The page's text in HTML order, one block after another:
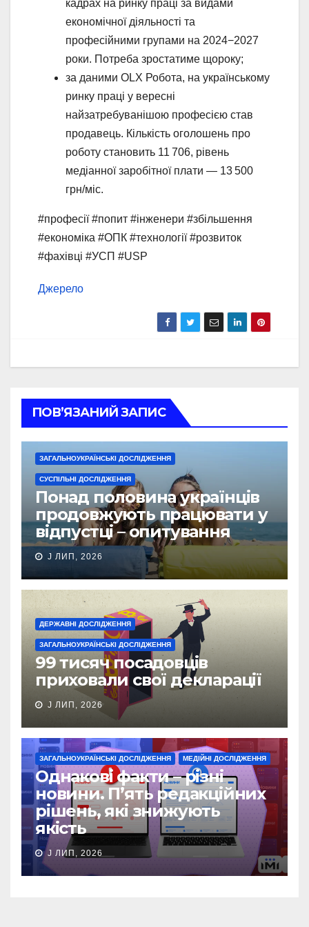
кадрах на ринку праці за видами
економічної діяльності та
професійними групами на 2024−2027
роки. Потреба зростатиме щороку;
за даними OLX Робота, на українському
ринку праці у вересні
найзатребуванішою професією став
продавець. Кількість оголошень про
роботу становить 11 706, рівень
медіанної заробітної плати — 13 500
грн/міс.
#професії #попит #інженери #збільшення
#економіка #ОПК #технології #розвиток
#фахівці #УСП #USP
Джерело
ПОВ’ЯЗАНИЙ ЗАПИС
ЗАГАЛЬНОУКРАЇНСЬКІ ДОСЛІДЖЕННЯ
СУСПІЛЬНІ ДОСЛІДЖЕННЯ
Понад половина українців
продовжують працювати у
відпустці – опитування
J ЛИП, 2026
ДЕРЖАВНІ ДОСЛІДЖЕННЯ
ЗАГАЛЬНОУКРАЇНСЬКІ ДОСЛІДЖЕННЯ
99 тисяч посадовців
приховали свої декларації
J ЛИП, 2026
ЗАГАЛЬНОУКРАЇНСЬКІ ДОСЛІДЖЕННЯ МЕДІЙНІ ДОСЛІДЖЕННЯ
Однакові факти – різні
новини. П’ять редакційних
рішень, які знижують
якість
J ЛИП, 2026